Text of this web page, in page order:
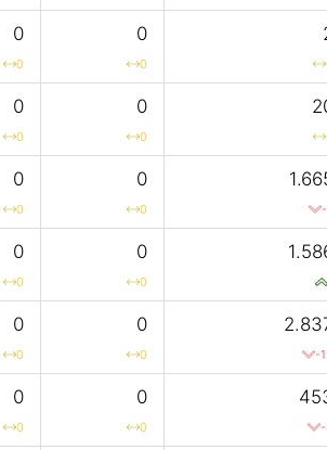
0
0
0
0
0
0
0
0
0
0
0
0
0
0
0
0
0
0
0
0 -
0
0
0
0